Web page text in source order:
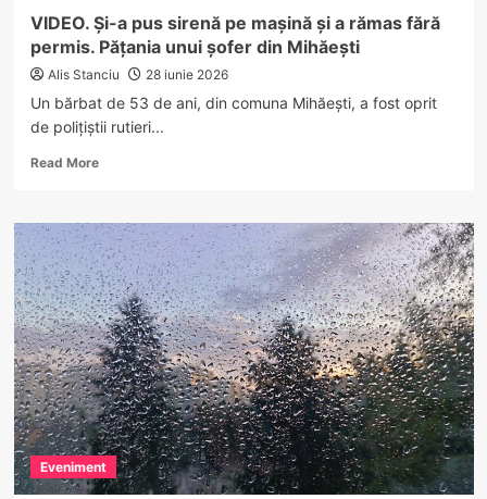
VIDEO. Și-a pus sirenă pe mașină și a rămas fără
permis. Pățania unui șofer din Mihăești
Alis Stanciu 28 iunie 2026
Un bărbat de 53 de ani, din comuna Mihăești, a fost oprit
de polițiștii rutieri...
Read MoreRead
VIDEO.
Și-
a
pus
sirenă
pe
mașină
și
a
rămas
fără
permis.
Pățania
unui
Eveniment